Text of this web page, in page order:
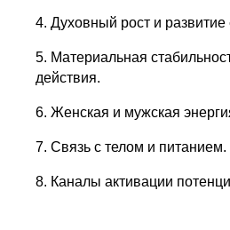
4. Духовный рост и
5. Материальная
действия.
6. Женская и мужская
7. Связь с телом и
8. Каналы активации